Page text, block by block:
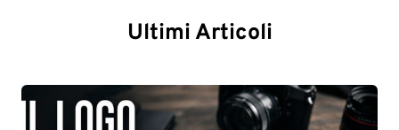
Ultimi Articoli